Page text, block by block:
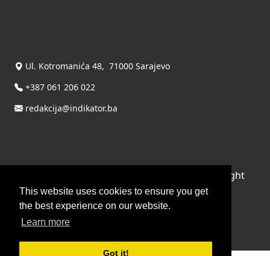
This website uses cookies to ensure you get
the best experience on our website.
Learn more
Got it!
Ul. Kotromanića 48, 71000 Sarajevo
+387 061 206 022
redakcija@indikator.ba
, All Right
Reserved.
Terms Of Use
Powered by THYME SYSTEMS doo